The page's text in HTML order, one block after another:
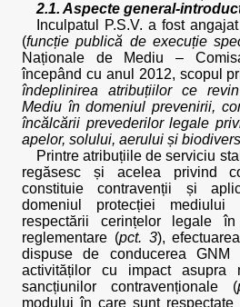
2.1. Aspecte general-
Inculpatul P.S.V. a fost
(funcție publică de execuție
Naționale de Mediu –
începând cu anul 2012, scopul
îndeplinirea atribuțiilor ce
Mediu în domeniul prevenirii,
încălcării prevederilor legale
apelor, solului, aerului și
Printre atribuțiile de serviciu
regăsesc și acelea privind
constituie contravenții și
domeniul protecției mediului
respectării cerințelor legale
reglementare (pct. 3),
dispuse de conducerea GNM
activităților cu impact asupra
sancțiunilor contravenționale (
modului în care sunt